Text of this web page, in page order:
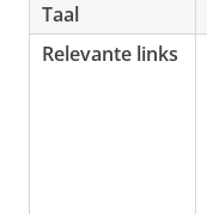
Taal
Relevante links